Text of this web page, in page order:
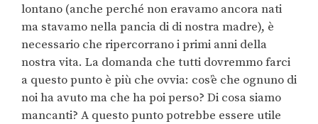
lontano (anche perché non eravamo ancora nati
ma stavamo nella pancia di di nostra madre), è
necessario che ripercorrano i primi anni della
nostra vita. La domanda che tutti dovremmo farci
a questo punto è più che ovvia: cos’è che ognuno di
noi ha avuto ma che ha poi perso? Di cosa siamo
mancanti? A questo punto potrebbe essere utile